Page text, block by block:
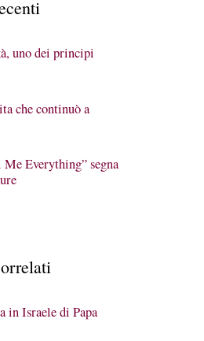
uno dei principi
che continuò a
Everything” segna
in Israele di Papa